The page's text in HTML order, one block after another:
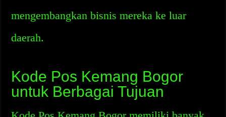
mengembangkan bisnis mereka ke luar
daerah.
Kode Pos Kemang Bogor
untuk Berbagai Tujuan